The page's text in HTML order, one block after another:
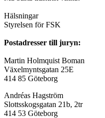
Hälsningar
Styrelsen för FSK
Postadresser till juryn:
Martin Holmquist Boman
Växelmyntsgatan 25E
414 85 Göteborg
Andréas Hagström
Slottsskogsgatan 21b, 2tr
414 53 Göteborg